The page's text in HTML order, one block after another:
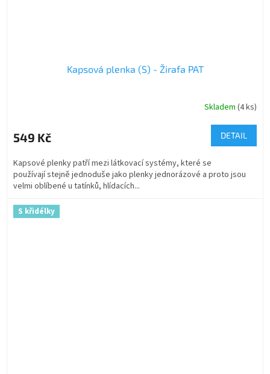
Kapsová plenka (S) - Žirafa PAT
Skladem (4 ks)
549 Kč DETAIL
Kapsové plenky patří mezi látkovací systémy, které se
používají stejně jednoduše jako plenky jednorázové a proto jsou
velmi oblíbené u tatínků, hlídacích...
S křidélky